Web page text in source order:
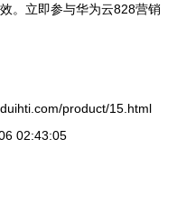
。立即参与华为云828营销
product/15.html
02:43:05